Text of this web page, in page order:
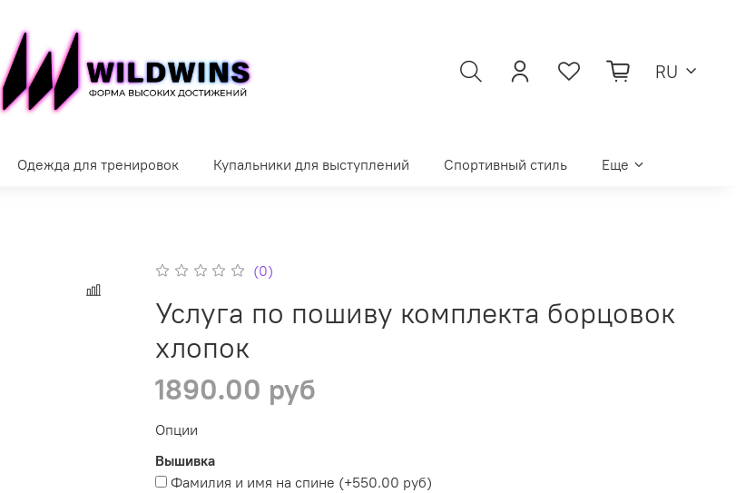
RU
Одежда для тренировок Купальники для выступлений Спортивный стиль Еще
(0)
Услуга по пошиву комплекта борцовок
хлопок
1890.00 руб
Опции
Вышивка
Фамилия и имя на спине (+550.00 руб)